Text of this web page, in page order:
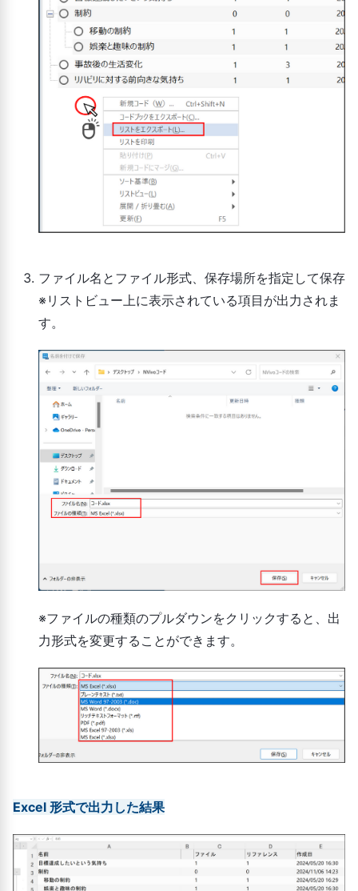
ー
ファイル名とファイル形式、保存場所を指定して保存
※リストビュー上に表示されている項目が出力されま
す。
※ファイルの種類のプルダウンをクリックすると、出
力形式を変更することができます。
Excel 形式で出力した結果